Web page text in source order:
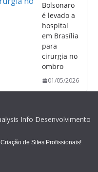
Bolsonaro
é levado a
hospital
em Brasília
para
cirurgia no
ombro
01/05/2026
Criação de Sites Profissionais!